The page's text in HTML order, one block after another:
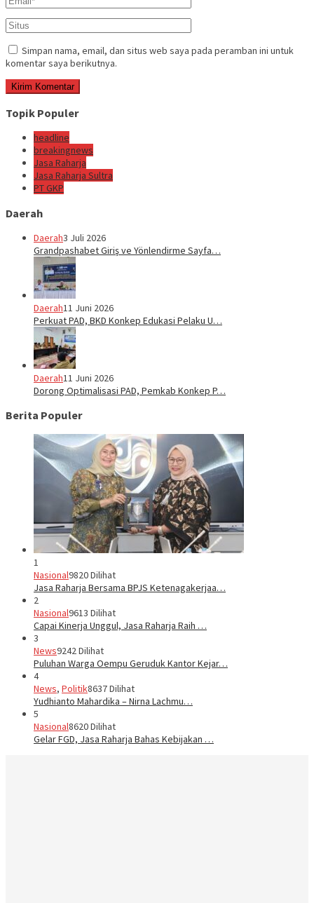
Simpan nama, email, dan situs web saya pada peramban ini untuk
komentar saya berikutnya.
Topik Populer
headline
breakingnews
Jasa Raharja
Jasa Raharja Sultra
PT GKP
Daerah
Daerah3 Juli 2026
Grandpashabet Giriş ve Yönlendirme Sayfa…
Daerah11 Juni 2026
Perkuat PAD, BKD Konkep Edukasi Pelaku U…
Daerah11 Juni 2026
Dorong Optimalisasi PAD, Pemkab Konkep P…
Berita Populer
1
Nasional9820 Dilihat
Jasa Raharja Bersama BPJS Ketenagakerjaa…
2
Nasional9613 Dilihat
Capai Kinerja Unggul, Jasa Raharja Raih …
3
News9242 Dilihat
Puluhan Warga Oempu Geruduk Kantor Kejar…
4
News, Politik8637 Dilihat
Yudhianto Mahardika – Nirna Lachmu…
5
Nasional8620 Dilihat
Gelar FGD, Jasa Raharja Bahas Kebijakan …